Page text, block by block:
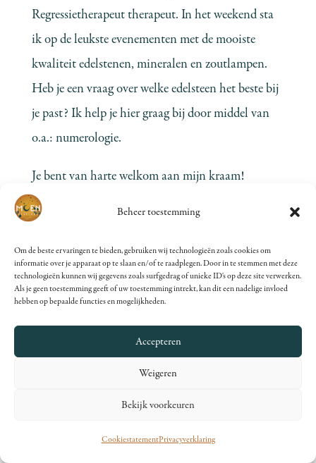
Beheer toestemming
Om de beste ervaringen te bieden, gebruiken wij technologieën zoals cookies om
informatie over je apparaat op te slaan en/of te raadplegen. Door in te stemmen met deze
technologieën kunnen wij gegevens zoals surfgedrag of unieke ID's op deze site verwerken.
Als je geen toestemming geeft of uw toestemming intrekt, kan dit een nadelige invloed
hebben op bepaalde functies en mogelijkheden.
Accepteren
Weigeren
Bekijk voorkeuren
CookiestatementPrivacyverklaring
Regressietherapeut therapeut. In het weekend sta
ik op de leukste evenementen met de mooiste
kwaliteit edelstenen, mineralen en zoutlampen.
Heb je een vraag over welke edelsteen het beste bij
je past? Ik help je hier graag bij door middel van
o.a.: numerologie.
Je bent van harte welkom aan mijn kraam!
Meer informatie:www.instagram.com/ljochtsaak
KRISTA SAMSOM
Persoonlijke groei & Educatie
De Krachtpauze
is een 1-op-1 moment van
thuiskomen bij jezelf. In 20 minuten zak je uit je
hoofd en kom je terug in je lichaam. Je hoeft niets
en aandacht ontstaat ruimte om te voelen wat er
ís. Een korte, maar diepe pauze die je helpt te